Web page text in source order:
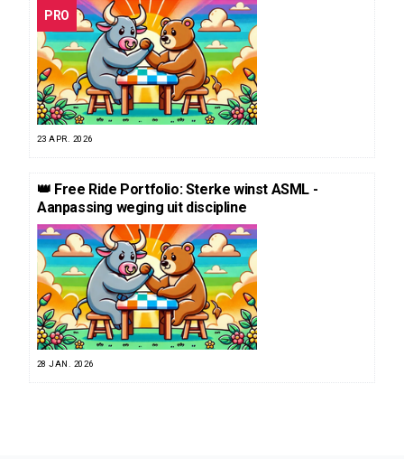
PRO
23 APR. 2026
👑 Free Ride Portfolio: Sterke winst ASML -
Aanpassing weging uit discipline
28 JAN. 2026